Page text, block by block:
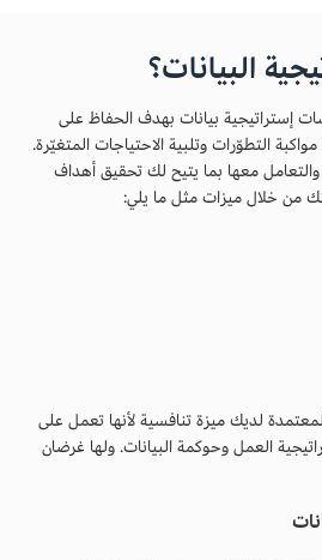
البيانات؟
إستراتيجية بيانات بهدف الحفاظ على
التطوّرات وتلبية الاحتياجات المتغيّرة.
معها بما يتيح لك تحقيق أهداف
من خلال ميزات مثل ما يلي:
لديك ميزة تنافسية لأنها تعمل على
العمل وحوكمة البيانات. ولها غرضان